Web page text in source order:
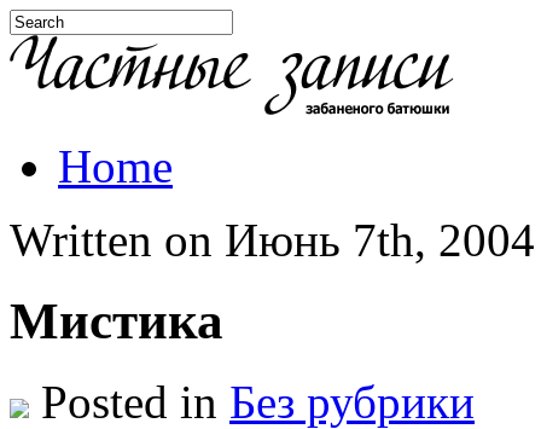
Home
Written on Июнь 7th,
Мистика
Posted in Без рубрики